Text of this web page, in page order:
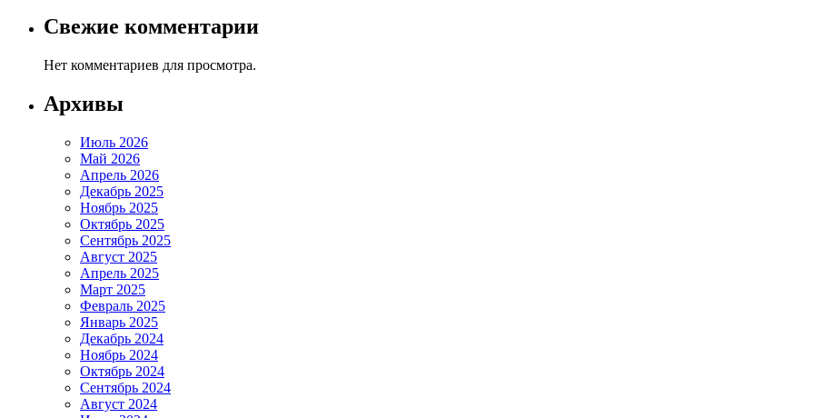
Свежие комментарии
Нет комментариев для просмотра.
Архивы
Июль 2026
Май 2026
Апрель 2026
Декабрь 2025
Ноябрь 2025
Октябрь 2025
Сентябрь 2025
Август 2025
Апрель 2025
Март 2025
Февраль 2025
Январь 2025
Декабрь 2024
Ноябрь 2024
Октябрь 2024
Сентябрь 2024
Август 2024